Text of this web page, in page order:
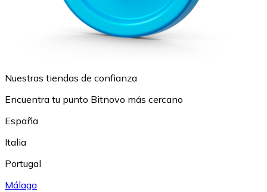
Nuestras tiendas de confianza
Encuentra tu punto Bitnovo más cercano
España
Italia
Portugal
Málaga